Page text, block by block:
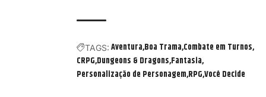
TAGS: Aventura Boa Trama Combate em Turnos
CRPG Dungeons & Dragons Fantasia
Personalização de Personagem RPGVocê Decide